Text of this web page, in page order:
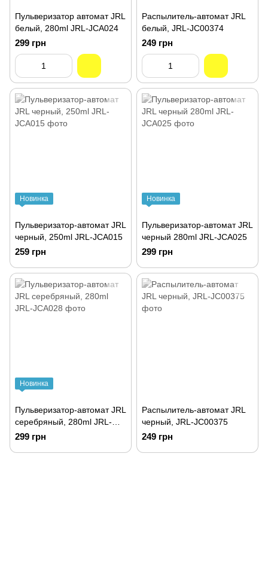
Пульверизатор автомат JRL
белый, 280ml JRL-JCA024
299 грн
Распылитель-автомат JRL
белый, JRL-JC00374
249 грн
Новинка
Пульверизатор-автомат JRL
черный, 250ml JRL-JCA015
259 грн
Новинка
Пульверизатор-автомат JRL
черный 280ml JRL-JCA025
299 грн
Новинка
Пульверизатор-автомат JRL
серебряный, 280ml JRL-
JCA028
299 грн
Распылитель-автомат JRL
черный, JRL-JC00375
249 грн